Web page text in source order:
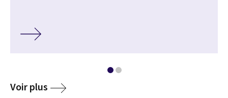
Voir plus media